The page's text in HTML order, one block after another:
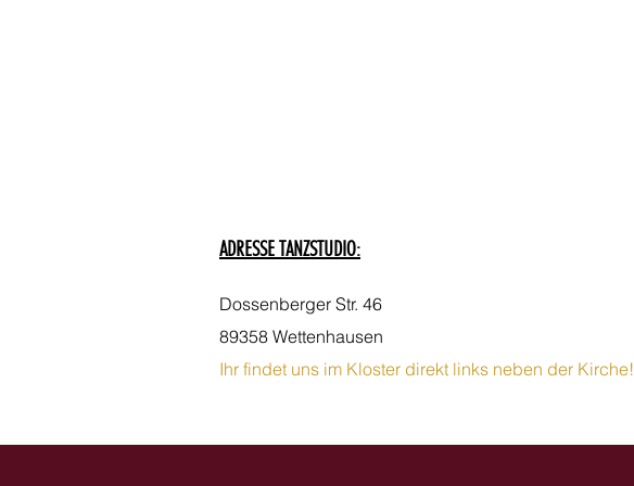
ADRESSE TANZSTUDIO:
Dossenberger Str. 46
89358 Wettenhausen
Ihr findet uns im Kloster direkt links neben der Kirche!